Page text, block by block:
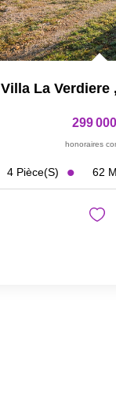
Villa La Verdiere ,
299
honoraires
4 Pièce(s) 62